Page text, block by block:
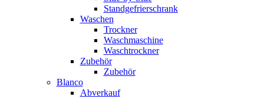
Standgefrierschrank
Waschen
Trockner
Waschmaschine
Waschtrockner
Zubehör
Zubehör
Blanco
Abverkauf